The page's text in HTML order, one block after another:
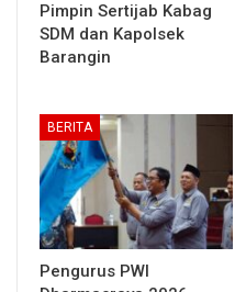
Pimpin Sertijab Kabag
SDM dan Kapolsek
Barangin
BERITA
Pengurus PWI